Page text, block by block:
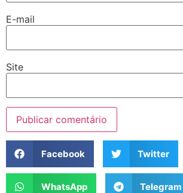
E-mail
Site
Facebook Twitter
WhatsApp Telegram